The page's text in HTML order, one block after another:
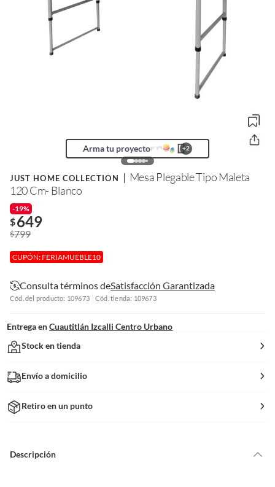
Arma tu proyecto +2
JUST HOME COLLECTION
Mesa Plegable Tipo Maleta
120 Cm- Blanco
-19%
$649
$799
CUPÓN: FERIAMUEBLE10
Consulta términos deSatisfacción Garantizada
Cód. del producto: 109673 Cód. tienda: 109673
Entrega en Cuautitlán Izcalli Centro Urbano
Stock en tienda
Envío a domicilio
Retiro en un punto
Descripción